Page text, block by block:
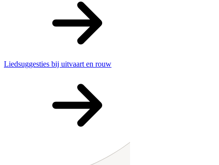
Liedsuggesties bij uitvaart en rouw